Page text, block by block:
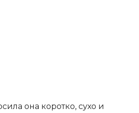
она коротко, сухо и